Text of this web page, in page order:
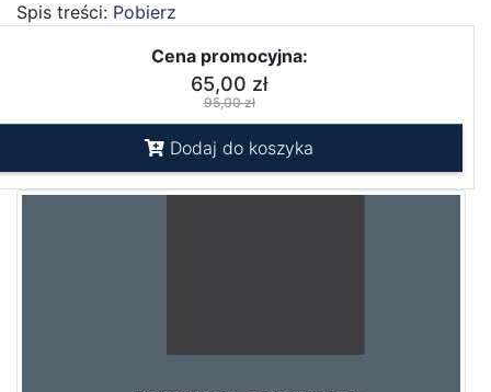
Spis treści: Pobierz
Cena promocyjna:
65,00 zł
95,00 zł
Dodaj do koszyka